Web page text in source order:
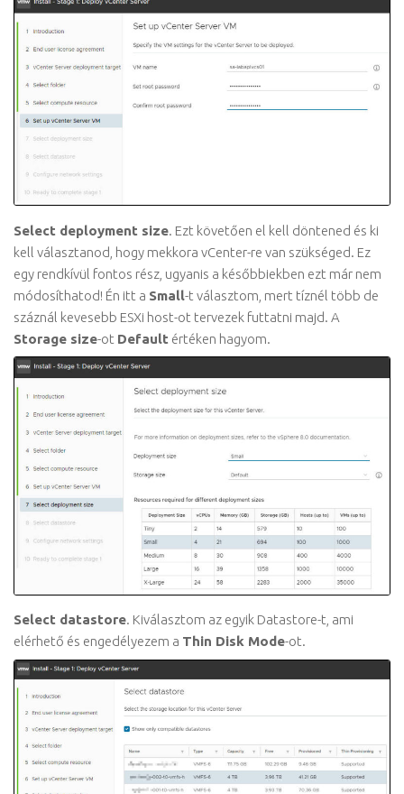
Select deployment size. Ezt követően el kell döntened és ki
kell választanod, hogy mekkora vCenter-re van szükséged. Ez
egy rendkívül fontos rész, ugyanis a későbbiekben ezt már nem
módosíthatod! Én itt a Small-t választom, mert tíznél több de
száznál kevesebb ESXi host-ot tervezek futtatni majd. A
Storage size-ot Default értéken hagyom.
Select datastore. Kiválasztom az egyik Datastore-t, ami
elérhető és engedélyezem a Thin Disk Mode-ot.